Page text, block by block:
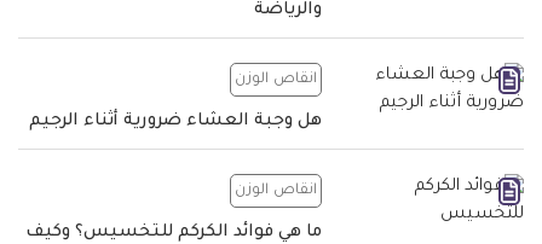
والرياضة
انقاص الوزن
هل وجبة العشاء ضرورية أثناء الرجيم
انقاص الوزن
ما هي فوائد الكركم للتخسيس؟ وكيف